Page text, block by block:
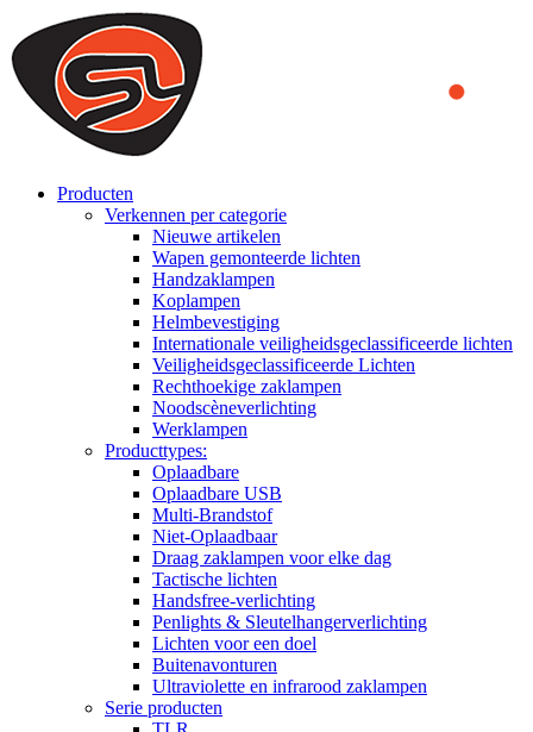
We use cookies to ensure that we provide you the best experience
on our website. By continuing to browse this website, you accept
that cookies are used to help us analyze how the website is used and
to offer you a better experience. To learn more or to find out how
you can disable cookies, you can access our
Producten
Verkennen per categorie
Nieuwe artikelen
Wapen gemonteerde lichten
Handzaklampen
Koplampen
Helmbevestiging
Internationale veiligheidsgeclassificeerde lichten
Veiligheidsgeclassificeerde Lichten
Rechthoekige zaklampen
Noodscèneverlichting
Werklampen
Producttypes:
Oplaadbare
Oplaadbare USB
Multi-Brandstof
Niet-Oplaadbaar
Draag zaklampen voor elke dag
Tactische lichten
Handsfree-verlichting
Penlights & Sleutelhangerverlichting
Lichten voor een doel
Buitenavonturen
Ultraviolette en infrarood zaklampen
Serie producten